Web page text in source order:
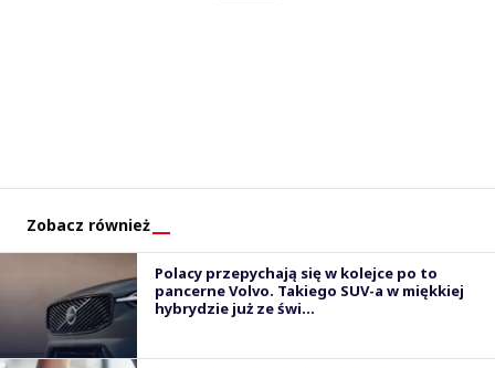
Zobacz również
Polacy przepychają się w kolejce po to
pancerne Volvo. Takiego SUV-a w miękkiej
hybrydzie już ze świ...